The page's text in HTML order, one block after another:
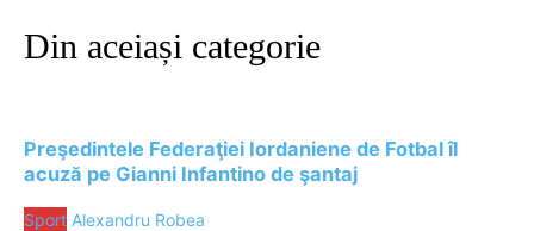
Din aceiași categorie
Preşedintele Federaţiei Iordaniene de Fotbal îl
acuză pe Gianni Infantino de şantaj
Sport Alexandru Robea